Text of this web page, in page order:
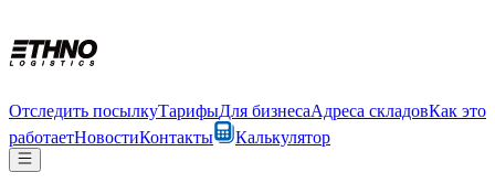
Отследить посылкуТарифыДля бизнесаАдреса складовКак это
работаетНовостиКонтакты Калькулятор